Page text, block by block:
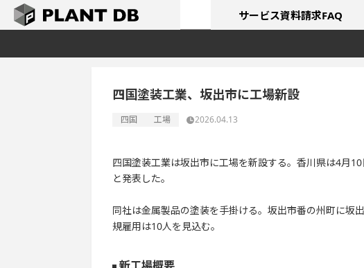
サービス資料請求FAQ
四国塗装工業、坂出市に工場新設
四国 工場 2026.04.13
四国塗装工業は坂出市に工場を新設する。香川県は4月
と発表した。
同社は金属製品の塗装を手掛ける。坂出市番の州町に坂
規雇用は10人を見込む。